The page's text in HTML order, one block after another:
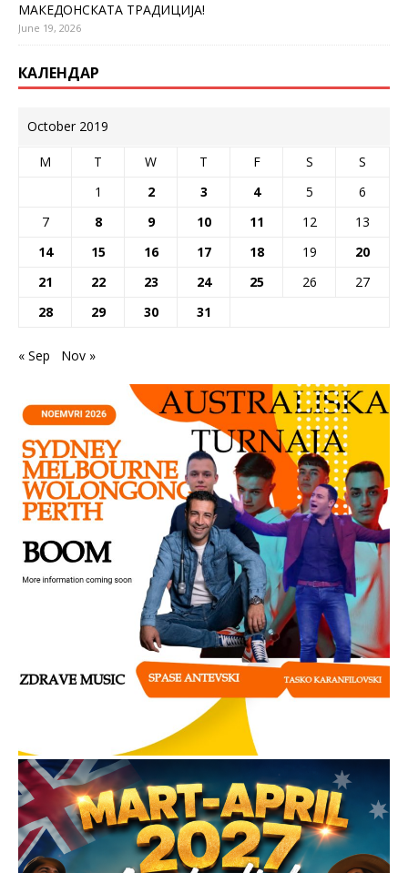
МАКЕДОНСКАТА ТРАДИЦИЈА!
June 19, 2026
КАЛЕНДАР
October 2019
M T W T F S
S
1
2 3 4 5
6
7
8 9 10 11 12
13
14
15 16 17 18 19
20
21
22 23 24 25 26
27
28
29 30 31
« Sep Nov »